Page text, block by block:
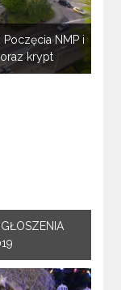
NMP i
krypt